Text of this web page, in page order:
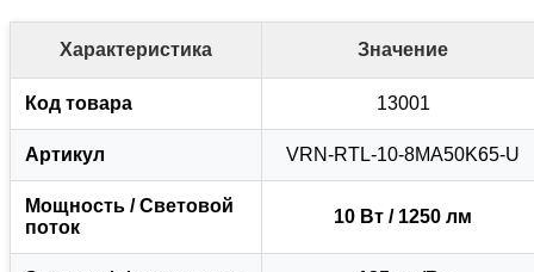
Характеристика Значение
Код товара 13001
Артикул VRN-RTL-10-8MA50K65-U
Мощность / Световой
поток
10 Вт / 1250 лм